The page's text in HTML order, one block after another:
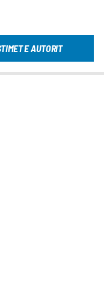
E AUTORIT